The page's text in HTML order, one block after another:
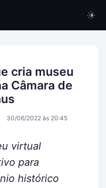
cria museu
Câmara de
30/06/2022 às 20:45
virtual
para
histórico